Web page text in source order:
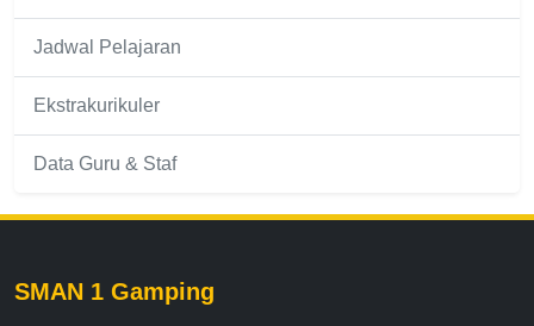
Jadwal Pelajaran
Ekstrakurikuler
Data Guru & Staf
SMAN 1 Gamping